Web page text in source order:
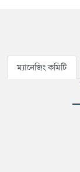
ম্যানেজিং কমিটি